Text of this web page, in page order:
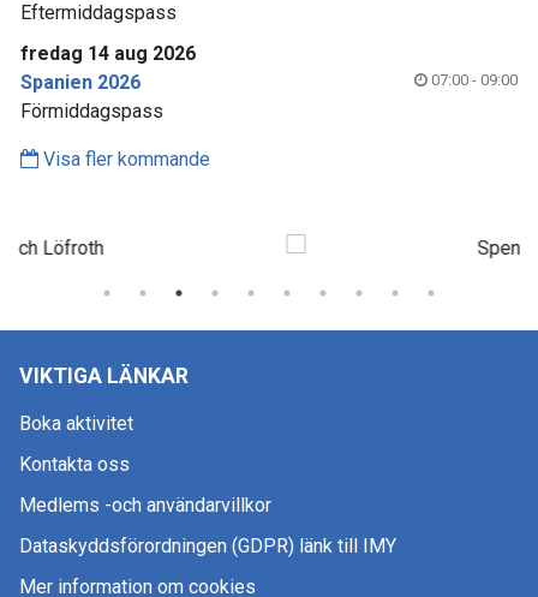
Eftermiddagspass
fredag 14 aug 2026
Spanien 2026
07:00 - 09:00
Förmiddagspass
Visa fler kommande
VIKTIGA LÄNKAR
Boka aktivitet
Kontakta oss
Medlems -och användarvillkor
Dataskyddsförordningen (GDPR) länk till IMY
Mer information om cookies